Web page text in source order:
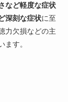
など軽度な症状
深刻な症状に至
力欠損などの主
ます。